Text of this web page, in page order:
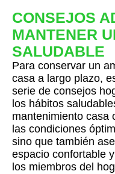
CONSEJOS
MANTENER
SALUDABLE
Para conservar un
casa a largo plazo,
serie de consejos
los hábitos
mantenimiento casa
las condiciones
sino que también
espacio confortable
los miembros del